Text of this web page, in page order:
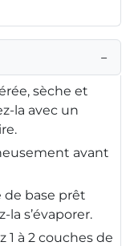
−
sèche et
la avec un
avant
de base prêt
la s’évaporer.
à 2 couches de